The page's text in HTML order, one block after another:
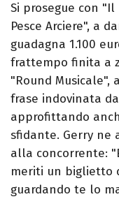
Si prosegue con
Pesce Arciere", a
guadagna 1.100
frattempo finita a
"Round Musicale",
frase indovinata
approfittando
sfidante. Gerry ne
alla concorrente:
meriti un biglietto
guardando te lo